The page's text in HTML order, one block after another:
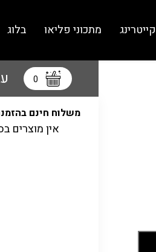
קייטרינג מתכוני פליאו בלוג
0
משלוח חינם בהזמנה
אין מוצרים